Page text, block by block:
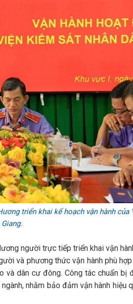
triển khai kế hoạch vận hành của
người trực tiếp triển khai vận
và phương thức vận hành phù
và dân cư đông. Công tác chuẩn bị
nhằm bảo đảm vận hành hiệu